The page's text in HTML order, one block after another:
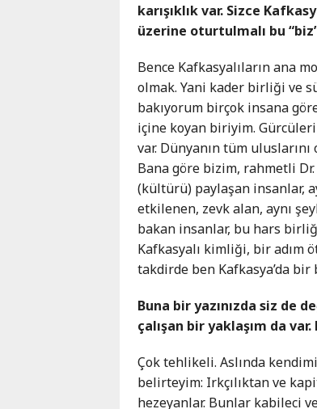
karışıklık var. Sizce
üzerine oturtulmalı bu
Bence Kafkasyalıların ana
olmak. Yani kader birliği ve
bakıyorum birçok insana
içine koyan biriyim.
var. Dünyanın tüm
Bana göre bizim, rahmetli Dr.
(kültürü) paylaşan insanlar,
etkilenen, zevk alan, aynı
bakan insanlar, bu hars
Kafkasyalı kimliği, bir adım
takdirde ben Kafkasya’da
Buna bir yazınızda siz
çalışan bir yaklaşım da
Çok tehlikeli. Aslında
belirteyim: Irkçılıktan ve
hezeyanlar. Bunlar kabileci